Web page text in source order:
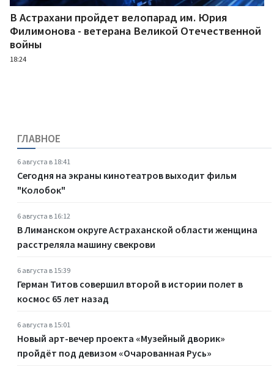
В Астрахани пройдет велопарад им. Юрия
Филимонова - ветерана Великой Отечественной
войны
18:24
ГЛАВНОЕ
6 августа в 18:41
Сегодня на экраны кинотеатров выходит фильм
"Колобок"
6 августа в 16:12
В Лиманском округе Астраханской области женщина
расстреляла машину свекрови
6 августа в 15:39
Герман Титов совершил второй в истории полет в
космос 65 лет назад
6 августа в 15:01
Новый арт-вечер проекта «Музейный дворик»
пройдёт под девизом «Очарованная Русь»